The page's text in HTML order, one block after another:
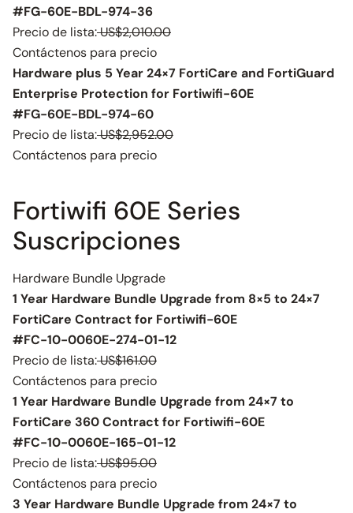
#FG-60E-BDL-974-36
Precio de lista:US$2,010.00
Contáctenos para precio
Hardware plus 5 Year 24×7 FortiCare and FortiGuard
Enterprise Protection for Fortiwifi-60E
#FG-60E-BDL-974-60
Precio de lista:US$2,952.00
Contáctenos para precio
Fortiwifi 60E Series
Suscripciones
Hardware Bundle Upgrade
1 Year Hardware Bundle Upgrade from 8×5 to 24×7
FortiCare Contract for Fortiwifi-60E
#FC-10-0060E-274-01-12
Precio de lista:US$161.00
Contáctenos para precio
1 Year Hardware Bundle Upgrade from 24×7 to
FortiCare 360 Contract for Fortiwifi-60E
#FC-10-0060E-165-01-12
Precio de lista:US$95.00
Contáctenos para precio
3 Year Hardware Bundle Upgrade from 24×7 to